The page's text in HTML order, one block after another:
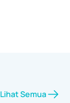
Lihat Semua